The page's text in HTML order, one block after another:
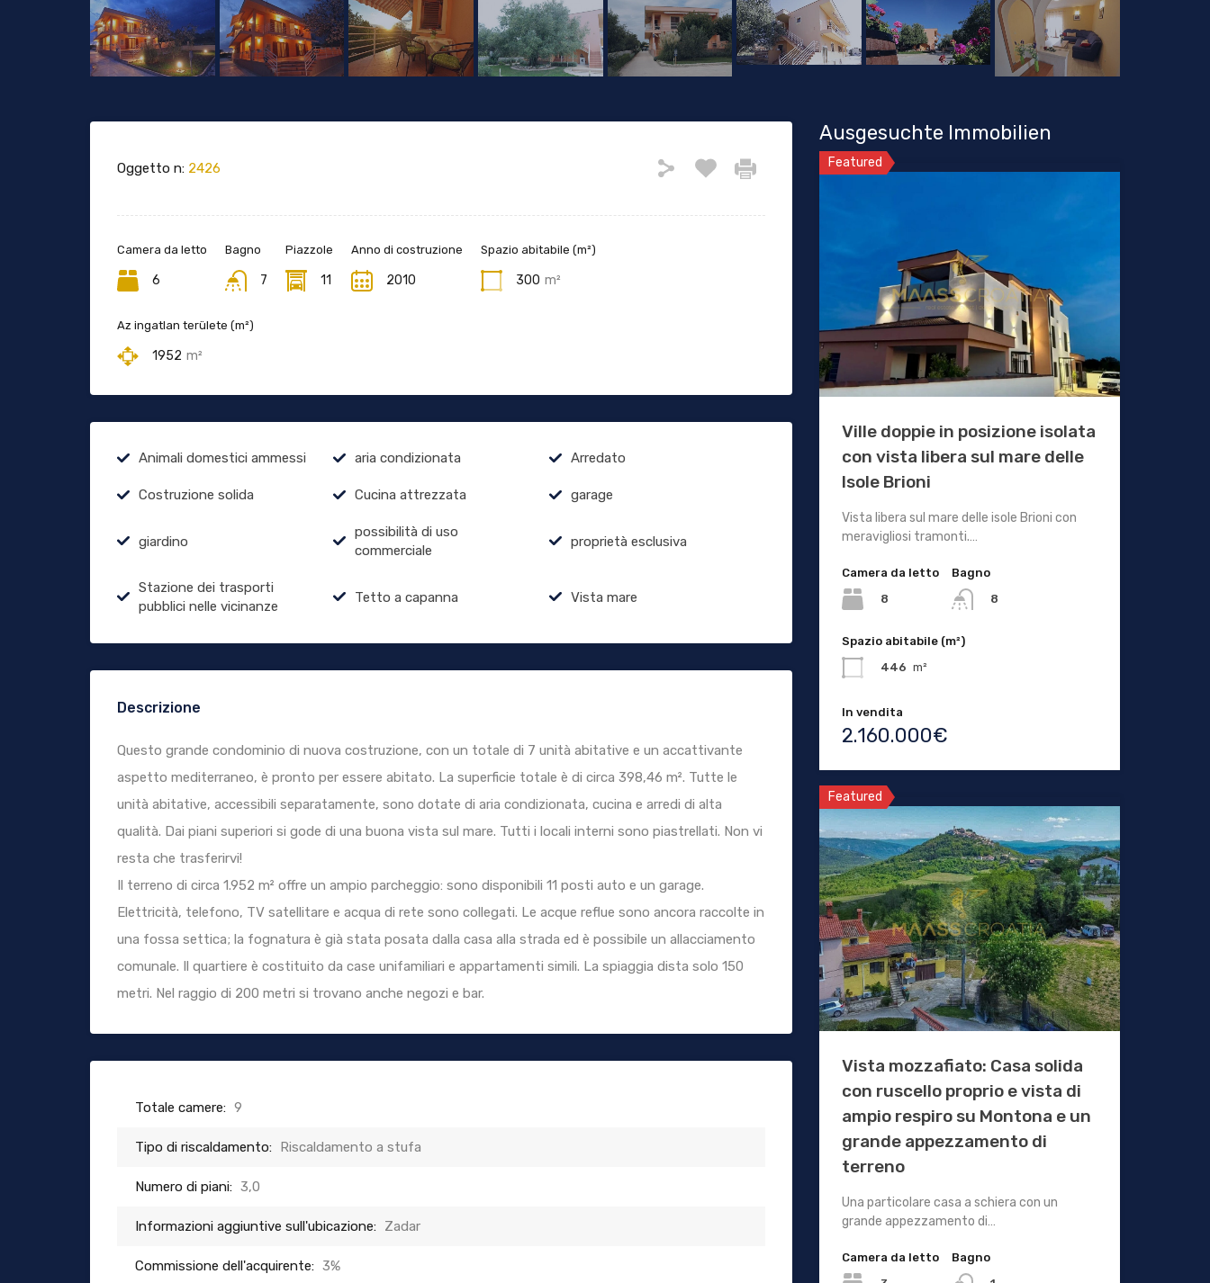
Oggetto n: 2426
Camera da letto
6
Bagno
7
Piazzole
11
Anno di costruzione
2010
Spazio abitabile (m²)
300 m²
Az ingatlan területe (m²)
1952 m²
Animali domestici ammessi aria condizionata Arredato
Costruzione solida Cucina attrezzata garage
giardino
possibilità di uso
commerciale
proprietà esclusiva
Stazione dei trasporti
pubblici nelle vicinanze
Tetto a capanna Vista mare
Descrizione
Questo grande condominio di nuova costruzione, con un totale di 7 unità abitative e un accattivante
aspetto mediterraneo, è pronto per essere abitato. La superficie totale è di circa 398,46 m². Tutte le
unità abitative, accessibili separatamente, sono dotate di aria condizionata, cucina e arredi di alta
qualità. Dai piani superiori si gode di una buona vista sul mare. Tutti i locali interni sono piastrellati. Non vi
resta che trasferirvi!
Il terreno di circa 1.952 m² offre un ampio parcheggio: sono disponibili 11 posti auto e un garage.
Elettricità, telefono, TV satellitare e acqua di rete sono collegati. Le acque reflue sono ancora raccolte in
una fossa settica; la fognatura è già stata posata dalla casa alla strada ed è possibile un allacciamento
comunale. Il quartiere è costituito da case unifamiliari e appartamenti simili. La spiaggia dista solo 150
metri. Nel raggio di 200 metri si trovano anche negozi e bar.
Totale camere: 9
Tipo di riscaldamento: Riscaldamento a stufa
Numero di piani: 3,0
Informazioni aggiuntive sull'ubicazione: Zadar
Commissione dell'acquirente: 3%
Ausgesuchte Immobilien
Featured
Ville doppie in posizione isolata
con vista libera sul mare delle
Isole Brioni
Vista libera sul mare delle isole Brioni con
meravigliosi tramonti.…
Camera da letto
8
Bagno
8
Spazio abitabile (m²)
446 m²
In vendita
2.160.000€
Featured
Vista mozzafiato: Casa solida
con ruscello proprio e vista di
ampio respiro su Montona e un
grande appezzamento di
terreno
Una particolare casa a schiera con un
grande appezzamento di…
Camera da letto
Bagno